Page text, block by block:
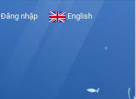
Đăng nhập English